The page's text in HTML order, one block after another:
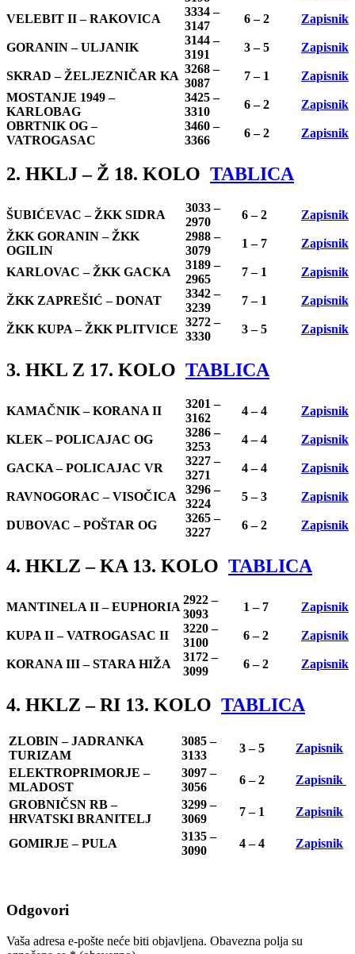
VELEBIT II – RAKOVICA
3334 –
3147
6 – 2 Zapisnik
GORANIN – ULJANIK
3144 –
3191
3 – 5 Zapisnik
SKRAD – ŽELJEZNIČAR KA
3268 –
3087
7 – 1
Zapisnik
MOSTANJE 1949 –
KARLOBAG
3425 –
3310
6 – 2
Zapisnik
OBRTNIK OG –
VATROGASAC
3460 –
3366
6 – 2 Zapisnik
2. HKLJ – Ž 18. KOLO TABLICA
ŠUBIĆEVAC – ŽKK SIDRA
3033 –
2970
6 – 2
Zapisnik
ŽKK GORANIN – ŽKK
OGILIN
2988 –
3079
1 – 7 Zapisnik
KARLOVAC – ŽKK GACKA
3189 –
2965
7 – 1 Zapisnik
ŽKK ZAPREŠIĆ – DONAT
3342 –
3239
7 – 1 Zapisnik
ŽKK KUPA – ŽKK PLITVICE
3272 –
3330
3 – 5 Zapisnik
3. HKL Z 17. KOLO TABLICA
KAMAČNIK – KORANA II
3201 –
3162
4 – 4 Zapisnik
KLEK – POLICAJAC OG
3286 –
3253
4 – 4 Zapisnik
GACKA – POLICAJAC VR
3227 –
3271
4 – 4 Zapisnik
RAVNOGORAC – VISOČICA
3296 –
3224
5 – 3 Zapisnik
DUBOVAC – POŠTAR OG
3265 –
3227
6 – 2 Zapisnik
4. HKLZ – KA 13. KOLO TABLICA
MANTINELA II – EUPHORIA
2922 –
3093
1 – 7 Zapisnik
KUPA II – VATROGASAC II
3220 –
3100
6 – 2 Zapisnik
KORANA III – STARA HIŽA
3172 –
3099
6 – 2 Zapisnik
4. HKLZ – RI 13. KOLO TABLICA
ZLOBIN – JADRANKA
TURIZAM
3085 –
3133
3 – 5
Zapisnik
ELEKTROPRIMORJE –
MLADOST
3097 –
3056
6 – 2
Zapisnik
GROBNIČSN RB –
HRVATSKI BRANITELJ
3299 –
3069
7 – 1 Zapisnik
GOMIRJE – PULA
3135 –
3090
4 – 4 Zapisnik
Odgovori
Vaša adresa e-pošte neće biti objavljena. Obavezna polja su